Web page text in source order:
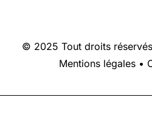
© 2025 Tout droits
Mentions légales •